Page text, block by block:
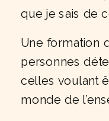
que je sais de
Une formation
personnes
celles voulant
monde de